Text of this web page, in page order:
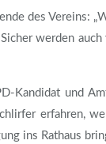
des Vereins:
werden
Kandidat und
erfahren,
ins Rathaus